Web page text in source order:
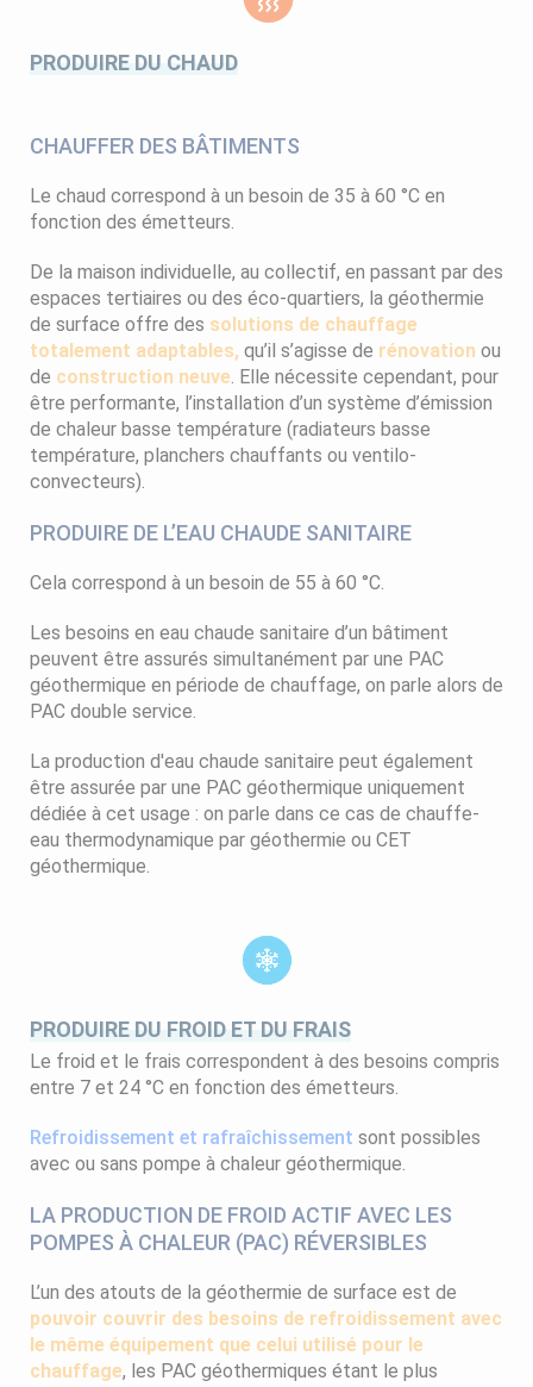
PRODUIRE DU CHAUD
CHAUFFER DES BÂTIMENTS
Le chaud correspond à un besoin de 35 à 60 °C en
fonction des émetteurs.
De la maison individuelle, au collectif, en passant par des
espaces tertiaires ou des éco-quartiers, la géothermie
de surface offre des solutions de chauffage
totalement adaptables, qu’il s’agisse de rénovation ou
de construction neuve. Elle nécessite cependant, pour
être performante, l’installation d’un système d’émission
de chaleur basse température (radiateurs basse
température, planchers chauffants ou ventilo-
convecteurs).
PRODUIRE DE L’EAU CHAUDE SANITAIRE
Cela correspond à un besoin de 55 à 60 °C.
Les besoins en eau chaude sanitaire d’un bâtiment
peuvent être assurés simultanément par une PAC
géothermique en période de chauffage, on parle alors de
PAC double service.
La production d'eau chaude sanitaire peut également
être assurée par une PAC géothermique uniquement
dédiée à cet usage : on parle dans ce cas de chauffe-
eau thermodynamique par géothermie ou CET
géothermique.
PRODUIRE DU FROID ET DU FRAIS
Le froid et le frais correspondent à des besoins compris
entre 7 et 24 °C en fonction des émetteurs.
Refroidissement et rafraîchissement sont possibles
avec ou sans pompe à chaleur géothermique.
LA PRODUCTION DE FROID ACTIF AVEC LES
POMPES À CHALEUR (PAC) RÉVERSIBLES
L’un des atouts de la géothermie de surface est de
pouvoir couvrir des besoins de refroidissement avec
le même équipement que celui utilisé pour le
chauffage, les PAC géothermiques étant le plus